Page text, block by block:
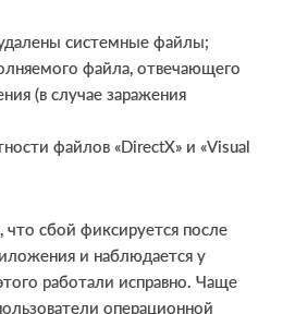
системные файлы;
файла, отвечающего
(в случае заражения
файлов «DirectX» и «Visual
, что сбой фиксируется после
и наблюдается у
работали исправно. Чаще
операционной